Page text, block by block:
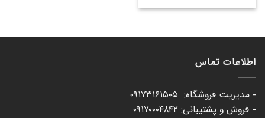
اطلاعات تماس
- مدیریت فروشگاه: ۰۹۱۷۳۱۶۱۵۰۵
- فروش و پشتیبانی: ۰۹۱۷۰۰۰۴۸۴۲